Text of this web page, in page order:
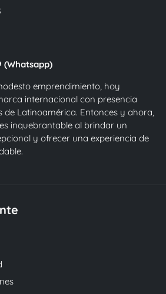
(Whatsapp)
emprendimiento, hoy
internacional con presencia
de Latinoamérica. Entonces y ahora,
inquebrantable al brindar un
y ofrecer una experiencia de